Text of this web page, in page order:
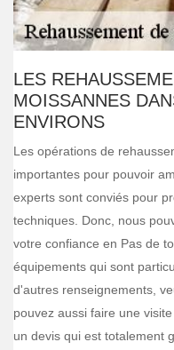
LES
MOISSANNES
ENVIRONS
Les opérations de
importantes pour pouvoir
experts sont conviés pour
techniques. Donc, nous
votre confiance en Pas de
équipements qui sont
d'autres renseignements,
pouvez aussi faire une
un devis qui est totalement